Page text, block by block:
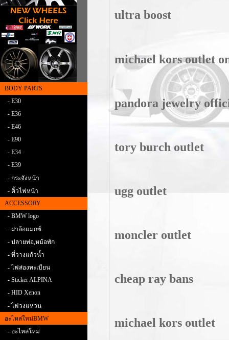
BODY PARTS
- E30
- E36
- E46
- E90
- E34
- E39
- กระจังหน้า
- คิ้วไฟหน้า
ACCESSORY
- BMW logo
- ฝาล้อแมกซ์
- ปลายท่อ,หม้อพัก
- ที่วางแก้วน้ำ
- ไฟส่องทะเบียน
- Sticker ALPINA
- HID Xenon
- ไฟวงแหวน
อะไหล่ใหม่BMW
- อะไหล่ใหม่
ultra boost
michael kors outlet
pandora jewelry
tory burch outlet
ugg outlet
moncler outlet
cheap ray bans
michael kors outlet